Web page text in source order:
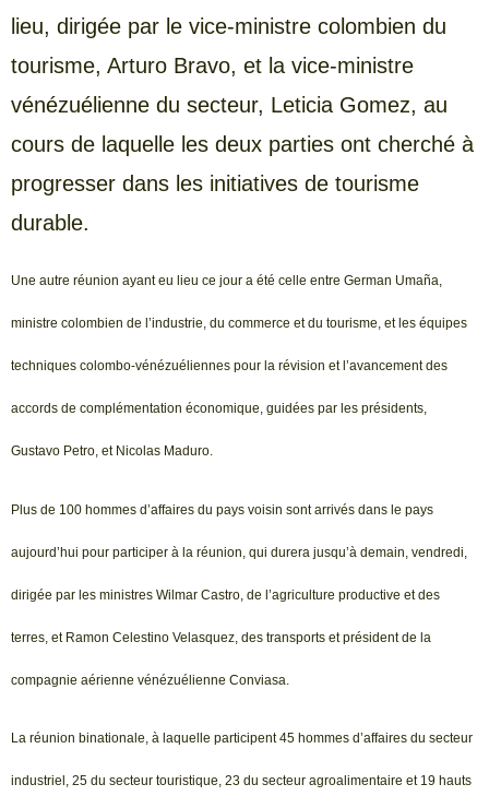
lieu, dirigée par le vice-ministre colombien du
tourisme, Arturo Bravo, et la vice-ministre
vénézuélienne du secteur, Leticia Gomez, au
cours de laquelle les deux parties ont cherché à
progresser dans les initiatives de tourisme
durable.
Une autre réunion ayant eu lieu ce jour a été celle entre German Umaña,
ministre colombien de l’industrie, du commerce et du tourisme, et les équipes
techniques colombo-vénézuéliennes pour la révision et l’avancement des
accords de complémentation économique, guidées par les présidents,
Gustavo Petro, et Nicolas Maduro.
Plus de 100 hommes d’affaires du pays voisin sont arrivés dans le pays
aujourd’hui pour participer à la réunion, qui durera jusqu’à demain, vendredi,
dirigée par les ministres Wilmar Castro, de l’agriculture productive et des
terres, et Ramon Celestino Velasquez, des transports et président de la
compagnie aérienne vénézuélienne Conviasa.
La réunion binationale, à laquelle participent 45 hommes d’affaires du secteur
industriel, 25 du secteur touristique, 23 du secteur agroalimentaire et 19 hauts